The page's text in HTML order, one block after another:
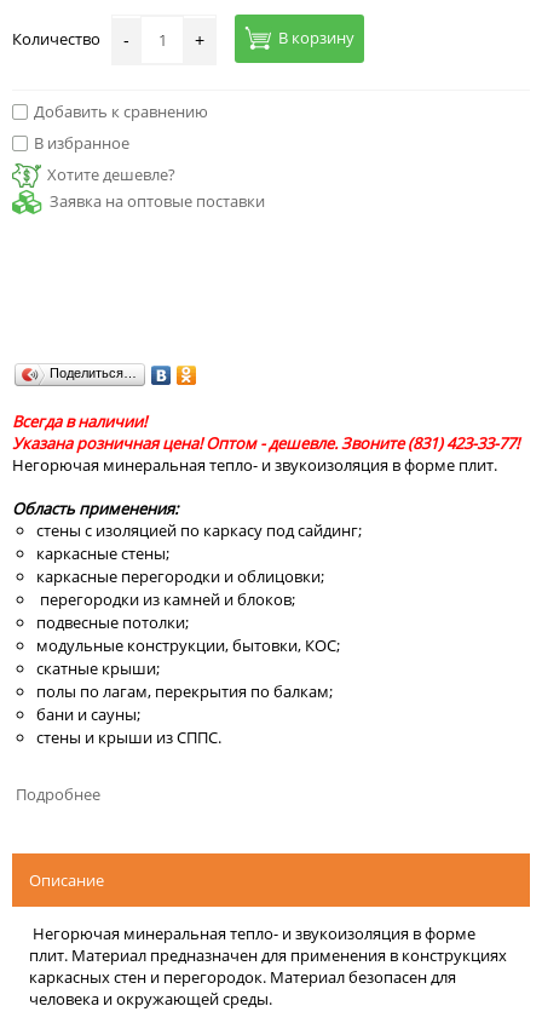
Количество - + В корзину
Добавить к сравнению
В избранное
Хотите дешевле?
Заявка на оптовые поставки
Поделиться…
Всегда в наличии!
Указана розничная цена! Оптом - дешевле. Звоните (831) 423-33-77!
Негорючая минеральная тепло- и звукоизоляция в форме плит.
Область применения:
стены с изоляцией по каркасу под сайдинг;
каркасные стены;
каркасные перегородки и облицовки;
перегородки из камней и блоков;
подвесные потолки;
модульные конструкции, бытовки, КОС;
скатные крыши;
полы по лагам, перекрытия по балкам;
бани и сауны;
стены и крыши из СППС.
Подробнее
Описание
Негорючая минеральная тепло- и звукоизоляция в форме
плит. Материал предназначен для применения в конструкциях
каркасных стен и перегородок. Материал безопасен для
человека и окружающей среды.